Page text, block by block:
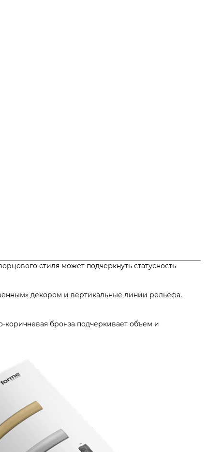
стиля может подчеркнуть статусность
декором и вертикальные линии рельефа.
коричневая бронза подчеркивает объем и